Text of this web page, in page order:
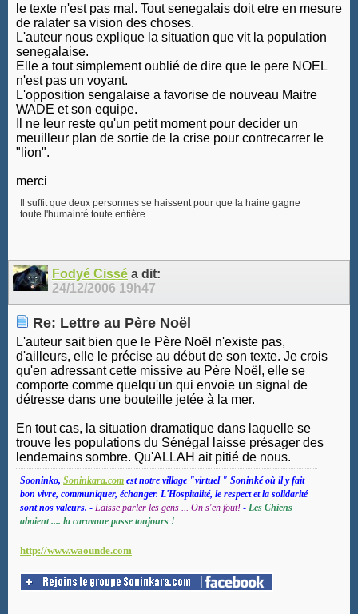
le texte n'est pas mal. Tout senegalais doit etre en mesure
de ralater sa vision des choses.
L'auteur nous explique la situation que vit la population
senegalaise.
Elle a tout simplement oublié de dire que le pere NOEL
n'est pas un voyant.
L'opposition sengalaise a favorise de nouveau Maitre
WADE et son equipe.
Il ne leur reste qu'un petit moment pour decider un
meuilleur plan de sortie de la crise pour contrecarrer le
"lion".
merci
Il suffit que deux personnes se haissent pour que la haine gagne
toute l'humainté toute entière.
Fodyé Cissé a dit:
24/12/2006 19h47
Re: Lettre au Père Noël
L'auteur sait bien que le Père Noël n'existe pas,
d'ailleurs, elle le précise au début de son texte. Je crois
qu'en adressant cette missive au Père Noël, elle se
comporte comme quelqu'un qui envoie un signal de
détresse dans une bouteille jetée à la mer.
En tout cas, la situation dramatique dans laquelle se
trouve les populations du Sénégal laisse présager des
lendemains sombre. Qu'ALLAH ait pitié de nous.
Sooninko, Soninkara.com est notre village "virtuel " Soninké où il y fait
bon vivre, communiquer, échanger. L'Hospitalité, le respect et la solidarité
sont nos valeurs. - Laisse parler les gens ... On s'en fout! - Les Chiens
aboient .... la caravane passe toujours !
http://www.waounde.com